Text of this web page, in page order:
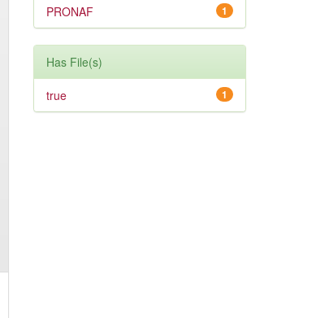
1
PRONAF
Has File(s)
1
true